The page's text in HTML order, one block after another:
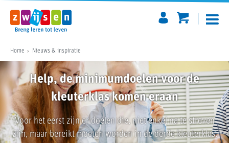
Home Nieuws & inspiratie
Help, de minimumdoelen voor de
kleuterklas komen eraan
Voor het eerst zijn er doelen die, niet enkel na te streven
zijn, maar bereikt moeten worden in de derde kleuterklas.